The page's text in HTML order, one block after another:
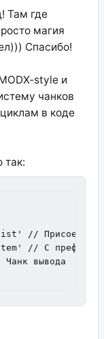
Там где
магия
Спасибо!
style и
чанков
в коде
так:
//
// С
Чанк вывода